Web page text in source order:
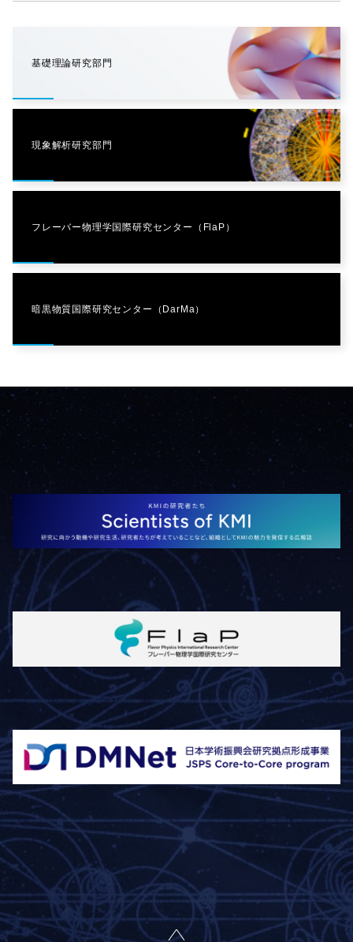
基礎理論研究部門
現象解析研究部門
フレーバー物理学国際研究センター（FlaP）
暗黒物質国際研究センター（DarMa）